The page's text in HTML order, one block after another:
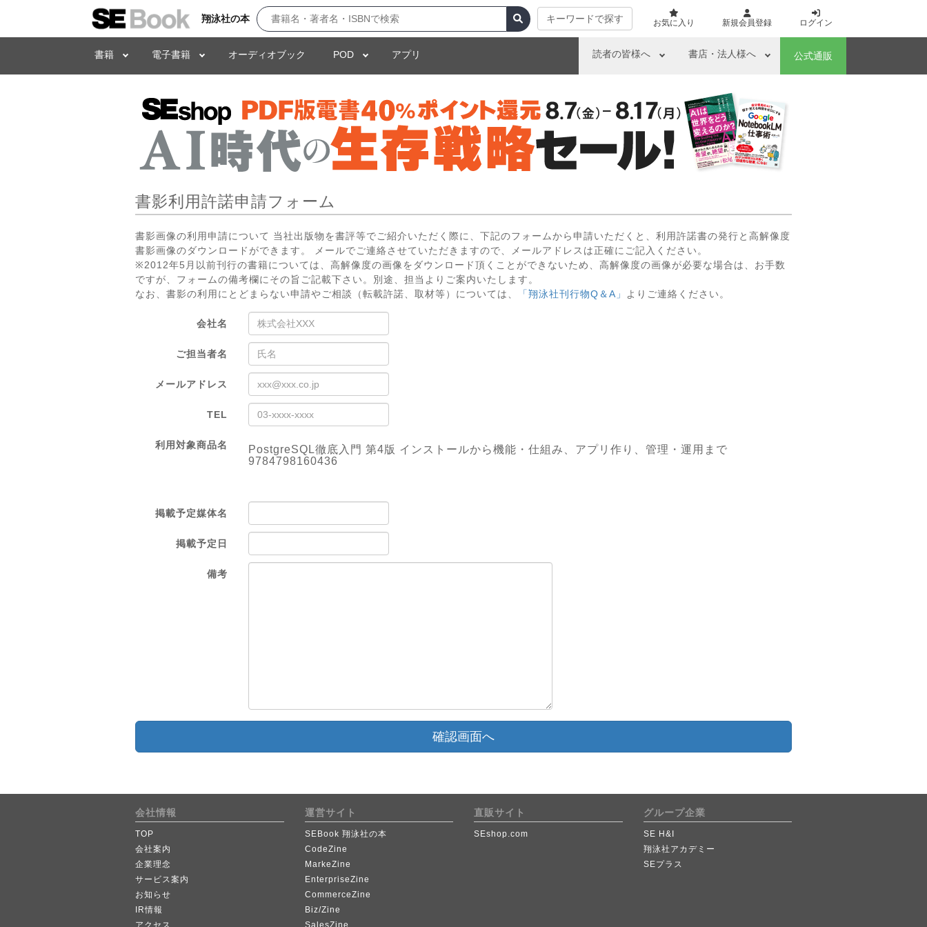
翔泳社の本 キーワードで探す お気に入り 新規会員登録 ログイン
書籍 電子書籍 オーディオブック POD アプリ 読者の皆様へ 書店・法人様へ 公式通販
書影利用許諾申請フォーム
書影画像の利用申請について 当社出版物を書評等でご紹介いただく際に、下記のフォームから申請いただくと、利用許諾書の発行と高解像度
書影画像のダウンロードができます。 メールでご連絡させていただきますので、メールアドレスは正確にご記入ください。
※2012年5月以前刊行の書籍については、高解像度の画像をダウンロード頂くことができないため、高解像度の画像が必要な場合は、お手数
ですが、フォームの備考欄にその旨ご記載下さい。別途、担当よりご案内いたします。
なお、書影の利用にとどまらない申請やご相談（転載許諾、取材等）については、
「翔泳社刊行物Q＆A」 よりご連絡ください。
会社名
ご担当者名
メールアドレス
TEL
利用対象商品名
PostgreSQL徹底入門 第4版 インストールから機能・仕組み、アプリ作り、管理・運用まで
9784798160436
掲載予定媒体名
掲載予定日
備考
確認画面へ
会社情報
TOP
会社案内
企業理念
サービス案内
お知らせ
IR情報
アクセス
運営サイト
SEBook 翔泳社の本
CodeZine
MarkeZine
EnterpriseZine
CommerceZine
Biz/Zine
SalesZine
直販サイト
SEshop.com
グループ企業
SE H&I
翔泳社アカデミー
SEプラス